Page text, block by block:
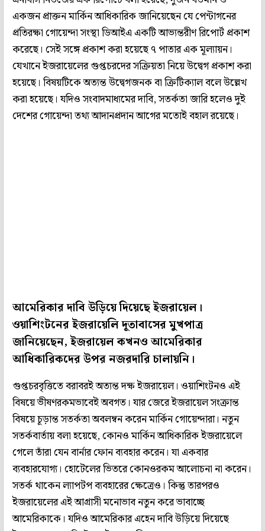
একজন প্রাক্তন মার্কিন আধিকারিক জানিয়েছেন যে পেন্টাগনের
প্রতিরক্ষা গোয়েন্দা সংস্থা ডিআইএ একটি আভ্যন্তরীণ রিপোর্ট প্রকাশ
করেছে। সেই সঙ্গে প্রকাশ করা হয়েছে ৭ পাতার এক মূল্যায়ন।
যেখানে ইজরায়েলের গুপ্তচরদের সক্রিয়তা নিয়ে উদ্বেগ প্রকাশ করা
হয়েছে। বিষয়টিকে অত্যন্ত উদ্বেগজনক বা ক্রিটিক্যাল বলে উল্লেখ
করা হয়েছে। যদিও সংবাদমাধ্যমের দাবি, সতর্কতা জারি হলেও দুই
দেশের গোয়েন্দা তথ্য আদানপ্রদান আগের মতোই বহাল রয়েছে।
আমেরিকার দাবি উড়িয়ে দিয়েছে ইজরায়েল।
ওয়াশিংটনের ইজরায়েলি দূতাবাসের মুখপাত্র
জানিয়েছেন, ইজরায়েল কখনও আমেরিকার
আধিকারিকদের উপর নজরদারি চালায়নি।
গুপ্তচরবৃত্তিতে বরাবরই অত্যন্ত দক্ষ ইজরায়েল। ওয়াশিংটনও এই
বিষয়ে ভীষণরকমভাবেই অবগত। যার জেরে ইজরায়েল সংক্রান্ত
বিষয়ে চূড়ান্ত সতর্কতা অবলম্বন করেন মার্কিন গোয়েন্দারা। নতুন
সতর্কবার্তায় বলা হয়েছে, কোনও মার্কিন আধিকারিক ইজরায়েলে
গেলে তাঁরা যেন বার্নার ফোন ব্যবহার করেন। যা একবার
ব্যবহারযোগ্য। হোটেলের ভিতরে কোনওরকম আলোচনা না করেন।
সতর্ক থাকেন ল্যাপটপ ব্যবহারের ক্ষেত্রেও। কিন্তু তারপরও
ইজরায়েলের এই আগ্রাসী মনোভাব নতুন করে ভাবাচ্ছে
আমেরিকাকে। যদিও আমেরিকার এহেন দাবি উড়িয়ে দিয়েছে